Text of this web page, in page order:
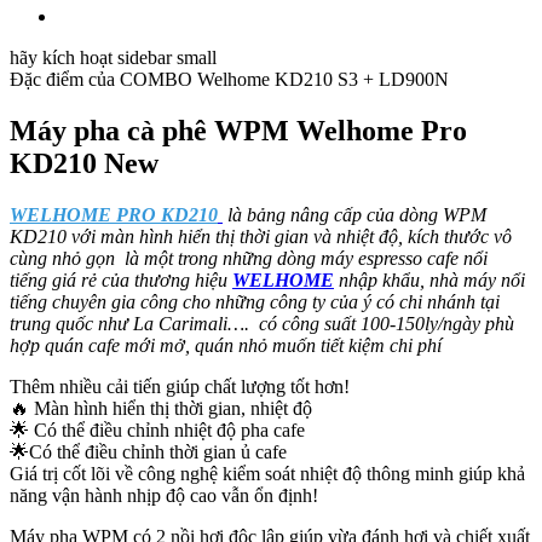
hãy kích hoạt sidebar small
Đặc điểm của COMBO Welhome KD210 S3 + LD900N
Máy pha cà phê WPM Welhome Pro
KD210 New
WELHOME PRO KD210 là bảng nâng cấp của dòng WPM
KD210 với màn hình hiển thị thời gian và nhiệt độ, kích thước vô
cùng nhỏ gọn là một trong những dòng máy espresso cafe nổi
tiếng giá rẻ của thương hiệu WELHOME nhập khẩu, nhà máy nổi
tiếng chuyên gia công cho những công ty của ý có chi nhánh tại
trung quốc như La Carimali…. có công suất 100-150ly/ngày phù
hợp quán cafe mới mở, quán nhỏ muốn tiết kiệm chi phí
Thêm nhiều cải tiến giúp chất lượng tốt hơn!
🔥 Màn hình hiển thị thời gian, nhiệt độ
🌟 Có thể điều chỉnh nhiệt độ pha cafe
🌟Có thể điều chỉnh thời gian ủ cafe
Giá trị cốt lõi về công nghệ kiểm soát nhiệt độ thông minh giúp khả
năng vận hành nhịp độ cao vẫn ổn định!
Máy pha WPM có 2 nồi hơi độc lập giúp vừa đánh hơi và chiết xuất